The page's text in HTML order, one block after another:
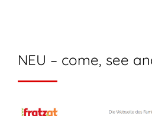
NEU – come, see